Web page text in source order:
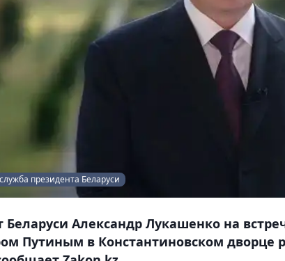
президента Беларуси
Беларуси Александр Лукашенко на
Путиным в Константиновском дворце